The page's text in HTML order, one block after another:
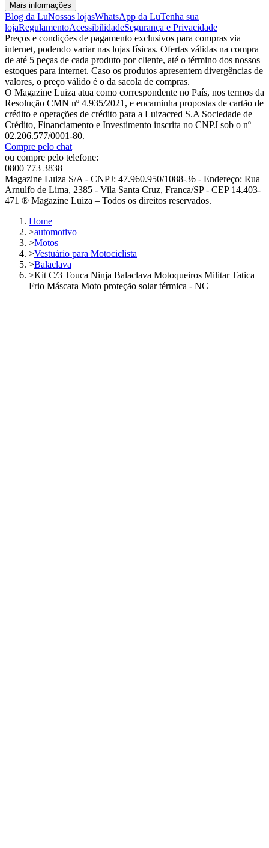
Mais informações
Blog da LuNossas lojasWhatsApp da LuTenha sua
lojaRegulamentoAcessibilidadeSegurança e Privacidade
Preços e condições de pagamento exclusivos para compras via
internet, podendo variar nas lojas físicas. Ofertas válidas na compra
de até 5 peças de cada produto por cliente, até o término dos nossos
estoques para internet. Caso os produtos apresentem divergências de
valores, o preço válido é o da sacola de compras.
O Magazine Luiza atua como correspondente no País, nos termos da
Resolução CMN nº 4.935/2021, e encaminha propostas de cartão de
crédito e operações de crédito para a Luizacred S.A Sociedade de
Crédito, Financiamento e Investimento inscrita no CNPJ sob o nº
02.206.577/0001-80.
Compre pelo chat
ou compre pelo telefone:
0800 773 3838
Magazine Luiza S/A - CNPJ: 47.960.950/1088-36 - Endereço: Rua
Arnulfo de Lima, 2385 - Vila Santa Cruz, Franca/SP - CEP 14.403-
471 ® Magazine Luiza – Todos os direitos reservados.
Home
>automotivo
>Motos
>Vestuário para Motociclista
>Balaclava
>Kit C/3 Touca Ninja Balaclava Motoqueiros Militar Tatica
Frio Máscara Moto proteção solar térmica - NC